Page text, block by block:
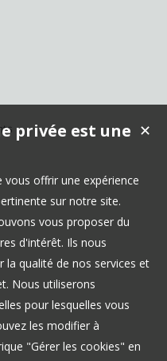
✕
privée est une
offrir une expérience
sur notre site.
vous proposer du
d'intérêt. Ils nous
qualité de nos services et
Nous utiliserons
pour lesquelles vous
les modifier à
"Gérer les cookies" en